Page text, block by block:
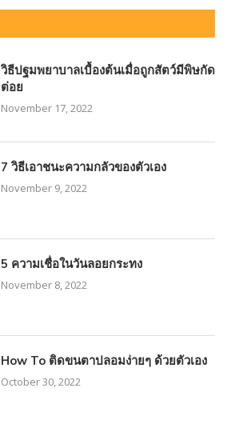
วิธีปฐมพยาบาลเบื้องต้นเมื่อถูกสัตว์มีพิษกัด
ต่อย
November 17, 2022
7 วิธีเอาชนะความกลัวของตัวเอง
November 9, 2022
5 ความเชื่อในวันลอยกระทง
November 8, 2022
How To ติดขนตาปลอมง่ายๆ ด้วยตัวเอง
October 30, 2022